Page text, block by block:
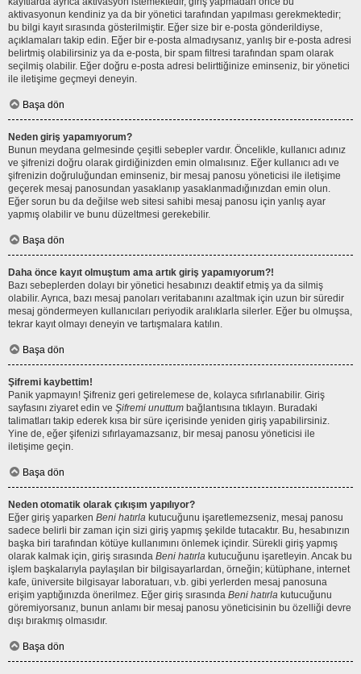
aktivasyonun kendiniz ya da bir yönetici tarafından yapılması gerekmektedir;
bu bilgi kayıt sırasında gösterilmiştir. Eğer size bir e-posta gönderildiyse,
açıklamaları takip edin. Eğer bir e-posta almadıysanız, yanlış bir e-posta adresi
belirtmiş olabilirsiniz ya da e-posta, bir spam filtresi tarafından spam olarak
seçilmiş olabilir. Eğer doğru e-posta adresi belirttiğinize eminseniz, bir yönetici
ile iletişime geçmeyi deneyin.
Başa dön
Neden giriş yapamıyorum?
Bunun meydana gelmesinde çeşitli sebepler vardır. Öncelikle, kullanıcı adınız
ve şifrenizi doğru olarak girdiğinizden emin olmalısınız. Eğer kullanıcı adı ve
şifrenizin doğruluğundan eminseniz, bir mesaj panosu yöneticisi ile iletişime
geçerek mesaj panosundan yasaklanıp yasaklanmadığınızdan emin olun.
Eğer sorun bu da değilse web sitesi sahibi mesaj panosu için yanlış ayar
yapmış olabilir ve bunu düzeltmesi gerekebilir.
Başa dön
Daha önce kayıt olmuştum ama artık giriş yapamıyorum?!
Bazı sebeplerden dolayı bir yönetici hesabınızı deaktif etmiş ya da silmiş
olabilir. Ayrıca, bazı mesaj panoları veritabanını azaltmak için uzun bir süredir
mesaj göndermeyen kullanıcıları periyodik aralıklarla silerler. Eğer bu olmuşsa,
tekrar kayıt olmayı deneyin ve tartışmalara katılın.
Başa dön
Şifremi kaybettim!
Panik yapmayın! Şifreniz geri getirelemese de, kolayca sıfırlanabilir. Giriş
sayfasını ziyaret edin ve Şifremi unuttum bağlantısına tıklayın. Buradaki
talimatları takip ederek kısa bir süre içerisinde yeniden giriş yapabilirsiniz.
Yine de, eğer şifenizi sıfırlayamazsanız, bir mesaj panosu yöneticisi ile
iletişime geçin.
Başa dön
Neden otomatik olarak çıkışım yapılıyor?
Eğer giriş yaparken Beni hatırla kutucuğunu işaretlemezseniz, mesaj panosu
sadece belirli bir zaman için sizi giriş yapmış şekilde tutacaktır. Bu, hesabınızın
başka biri tarafından kötüye kullanımını önlemek içindir. Sürekli giriş yapmış
olarak kalmak için, giriş sırasında Beni hatırla kutucuğunu işaretleyin. Ancak bu
işlem başkalarıyla paylaşılan bir bilgisayarlardan, örneğin; kütüphane, internet
kafe, üniversite bilgisayar laboratuarı, v.b. gibi yerlerden mesaj panosuna
erişim yaptığınızda önerilmez. Eğer giriş sırasında Beni hatırla kutucuğunu
göremiyorsanız, bunun anlamı bir mesaj panosu yöneticisinin bu özelliği devre
dışı bırakmış olmasıdır.
Başa dön